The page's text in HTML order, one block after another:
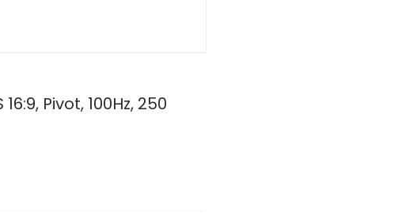
Pivot, 100Hz, 250